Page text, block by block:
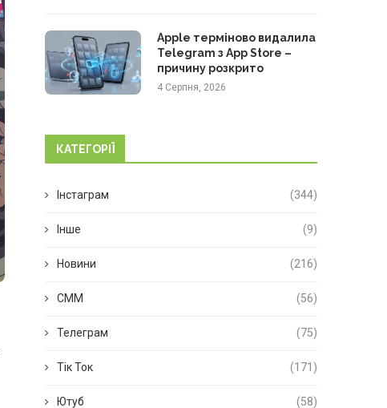
Apple терміново видалила
Telegram з App Store –
причину розкрито
4 Серпня, 2026
КАТЕГОРІЇ
Інстаграм (344)
Інше (9)
Новини (216)
СММ (56)
Телеграм (75)
Тік Ток (171)
Ютуб (58)